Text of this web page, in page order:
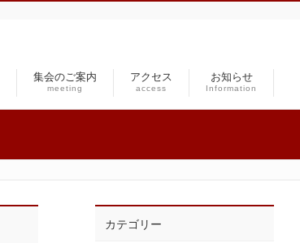
集会のご案内
meeting
アクセス
access
お知らせ
Information
カテゴリー